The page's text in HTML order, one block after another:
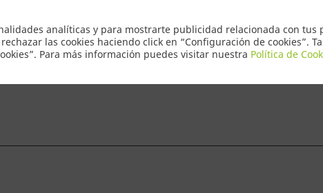
analíticas y para mostrarte publicidad relacionada con
las cookies haciendo click en “Configuración de cookies”.
Para más información puedes visitar nuestra Política de
Contacto